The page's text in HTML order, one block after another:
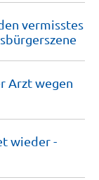
vermisstes
Arzt wegen
wieder -